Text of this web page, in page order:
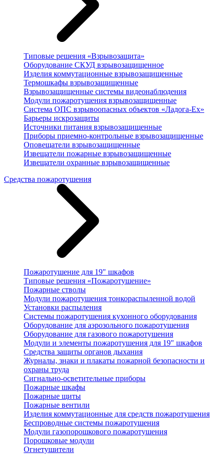
Типовые решения «Взрывозащита»
Оборудование СКУД взрывозащищенное
Изделия коммутационные взрывозащищенные
Термошкафы взрывозащищенные
Взрывозащищенные системы видеонаблюдения
Модули пожаротушения взрывозащищенные
Система ОПС взрывоопасных объектов «Ладога-Ex»
Барьеры искрозащиты
Источники питания взрывозащищенные
Приборы приемно-контрольные взрывозащищенные
Оповещатели взрывозащищенные
Извещатели пожарные взрывозащищенные
Извещатели охранные взрывозащищенные
Средства пожаротушения
Пожаротушение для 19" шкафов
Типовые решения «Пожаротушение»
Пожарные стволы
Модули пожаротушения тонкораспыленной водой
Установки распыления
Системы пожаротушения кухонного оборудования
Оборудование для аэрозольного пожаротушения
Оборудование для газового пожаротушения
Модули и элементы пожаротушения для 19" шкафов
Средства защиты органов дыхания
Журналы, знаки и плакаты пожарной безопасности и
охраны труда
Сигнально-осветительные приборы
Пожарные шкафы
Пожарные щиты
Пожарные вентили
Изделия коммутационные для средств пожаротушения
Беспроводные системы пожаротушения
Модули газопорошкового пожаротушения
Порошковые модули
Огнетушители